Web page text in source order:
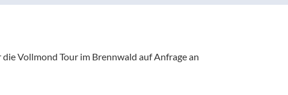
Vollmond Tour im Brennwald auf Anfrage an